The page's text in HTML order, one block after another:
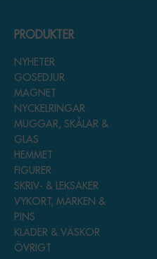
PRODUKTER
NYHETER
GOSEDJUR
MAGNET
NYCKELRINGAR
MUGGAR, SKÅLAR &
GLAS
HEMMET
FIGURER
SKRIV- & LEKSAKER
VYKORT, MÄRKEN &
PINS
KLÄDER & VÄSKOR
ÖVRIGT